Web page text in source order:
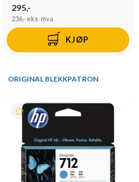
295,-
236,- eks. mva
KJØP
ORIGINAL BLEKKPATRON